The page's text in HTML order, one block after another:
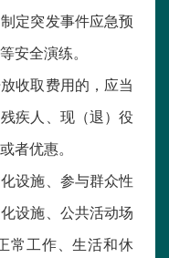
定突发事件应急预
安全演练。
收取费用的，应当
疾人、现（退）役
者优惠。
设施、参与群众性
设施、公共活动场
常工作、生活和休